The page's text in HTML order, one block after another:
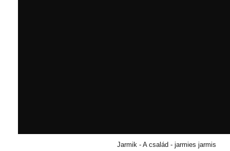
Jarmik - A család - jarmies jarmis